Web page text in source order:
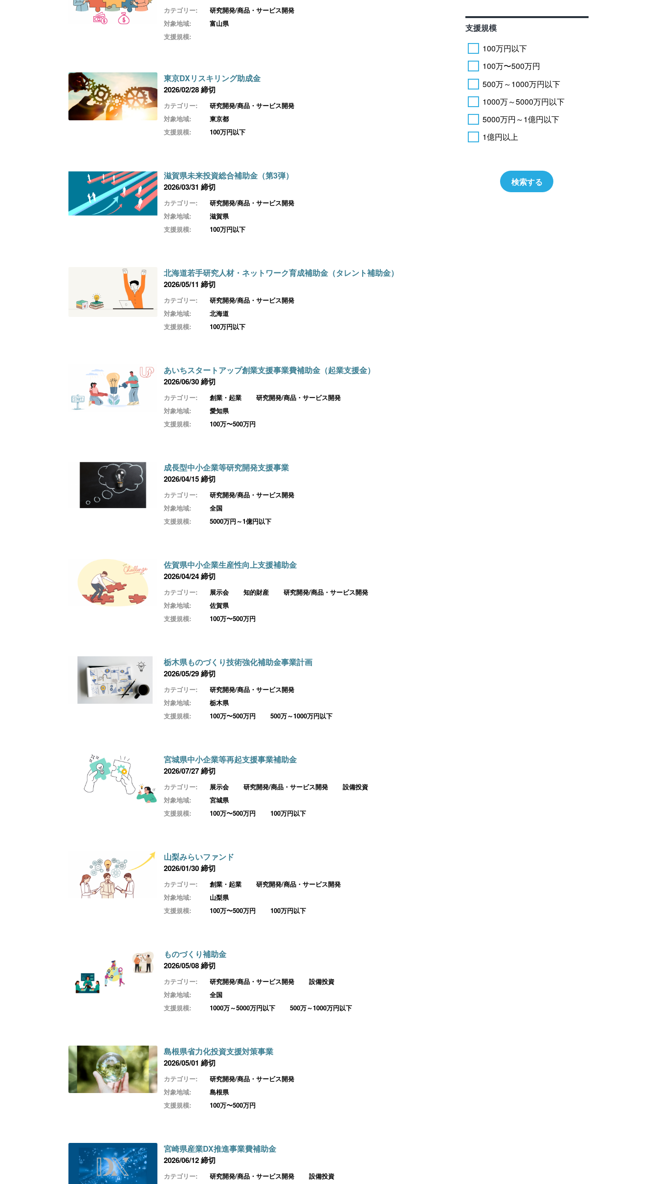
カテゴリー:
研究開発/商品・サービス開発
対象地域:
富山県
支援規模:
東京DXリスキリング助成金
2026/02/28 締切
カテゴリー:
研究開発/商品・サービス開発
対象地域:
東京都
支援規模:
100万円以下
滋賀県未来投資総合補助金（第3弾）
2026/03/31 締切
カテゴリー:
研究開発/商品・サービス開発
対象地域:
滋賀県
支援規模:
100万円以下
北海道若手研究人材・ネットワーク育成補助金（タレント補助金）
2026/05/11 締切
カテゴリー:
研究開発/商品・サービス開発
対象地域:
北海道
支援規模:
100万円以下
あいちスタートアップ創業支援事業費補助金（起業支援金）
2026/06/30 締切
カテゴリー: 創業・起業
研究開発/商品・サービス開発
対象地域:
愛知県
支援規模:
100万〜500万円
成長型中小企業等研究開発支援事業
2026/04/15 締切
カテゴリー:
研究開発/商品・サービス開発
対象地域:
全国
支援規模:
5000万円～1億円以下
佐賀県中小企業生産性向上支援補助金
2026/04/24 締切
カテゴリー: 展示会 知的財産
研究開発/商品・サービス開発
対象地域:
佐賀県
支援規模:
100万〜500万円
栃木県ものづくり技術強化補助金事業計画
2026/05/29 締切
カテゴリー:
研究開発/商品・サービス開発
対象地域:
栃木県
支援規模:
100万〜500万円 500万～1000万円以下
宮城県中小企業等再起支援事業補助金
2026/07/27 締切
カテゴリー: 展示会 研究開発/商品・サービス開発
設備投資
対象地域:
宮城県
支援規模:
100万〜500万円 100万円以下
山梨みらいファンド
2026/01/30 締切
カテゴリー: 創業・起業
研究開発/商品・サービス開発
対象地域:
山梨県
支援規模:
100万〜500万円 100万円以下
ものづくり補助金
2026/05/08 締切
カテゴリー: 研究開発/商品・サービス開発
設備投資
対象地域:
全国
支援規模:
1000万～5000万円以下 500万～1000万円以下
島根県省力化投資支援対策事業
2026/05/01 締切
カテゴリー:
研究開発/商品・サービス開発
対象地域:
島根県
支援規模:
100万〜500万円
宮崎県産業DX推進事業費補助金
2026/06/12 締切
カテゴリー: 研究開発/商品・サービス開発 設備投資
支援規模
100万円以下
100万〜500万円
500万～1000万円以下
1000万～5000万円以下
5000万円～1億円以下
1億円以上